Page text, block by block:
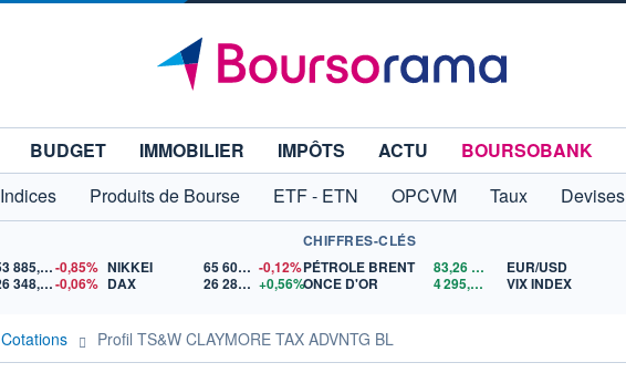
BUDGET IMMOBILIER IMPÔTS ACTU
BOURSOBANK
Indices Produits de Bourse ETF - ETN OPCVM Taux Devises
53 885,10-0,85%
26 348,35-0,06%
NIKKEI 65 606,71 -0,12%
DAX
26 286,03 +0,56%
CHIFFRES-CLÉS
PÉTROLE BRENT
83,26
ONCE D'OR
4 295,83 $US
EUR/USD
VIX INDEX
Cotations Profil TS&W CLAYMORE TAX ADVNTG BL